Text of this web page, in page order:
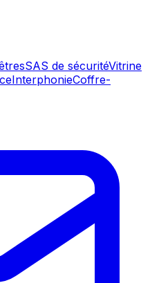
SAS de sécuritéVitrine
InterphonieCoffre-